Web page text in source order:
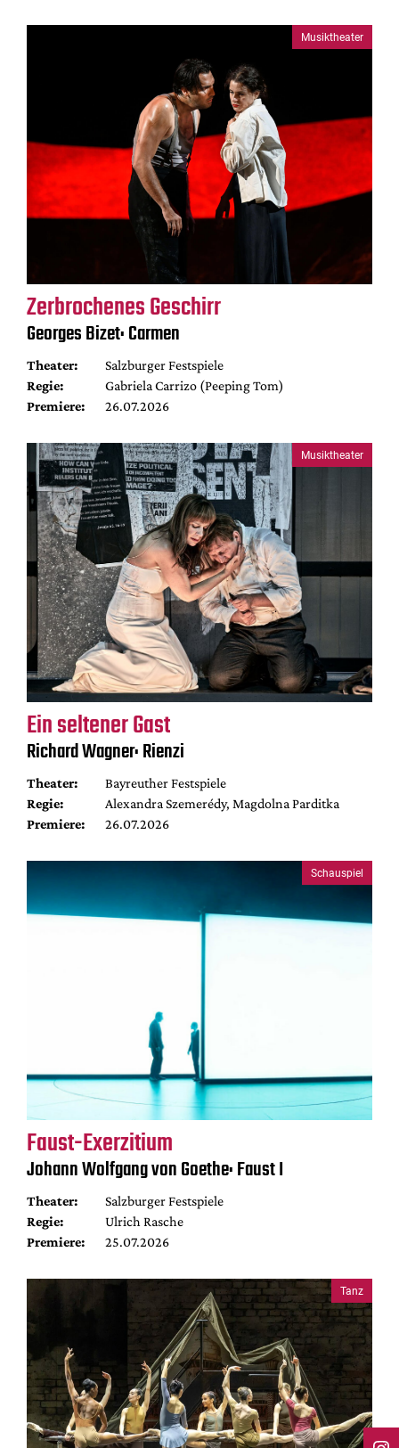
Musiktheater
Zerbrochenes Geschirr
Georges Bizet: Carmen
Theater:
Salzburger Festspiele
Regie:
Gabriela Carrizo (Peeping Tom)
Premiere:
26.07.2026
Musiktheater
Ein seltener Gast
Richard Wagner: Rienzi
Theater:
Bayreuther Festspiele
Regie:
Alexandra Szemerédy, Magdolna Parditka
Premiere:
26.07.2026
Schauspiel
Faust-Exerzitium
Johann Wolfgang von Goethe: Faust I
Theater:
Salzburger Festspiele
Regie:
Ulrich Rasche
Premiere:
25.07.2026
Tanz